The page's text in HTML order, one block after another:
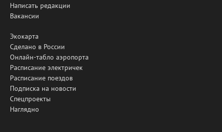
Написать редакции
Вакансии
Экокарта
Сделано в России
Онлайн-табло аэропорта
Расписание электричек
Расписание поездов
Подписка на новости
Спецпроекты
Наглядно